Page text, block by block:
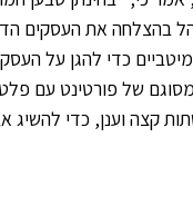
בהצלחה את העסקים
כדי להגן על
קצה וענן, כדי להשיג